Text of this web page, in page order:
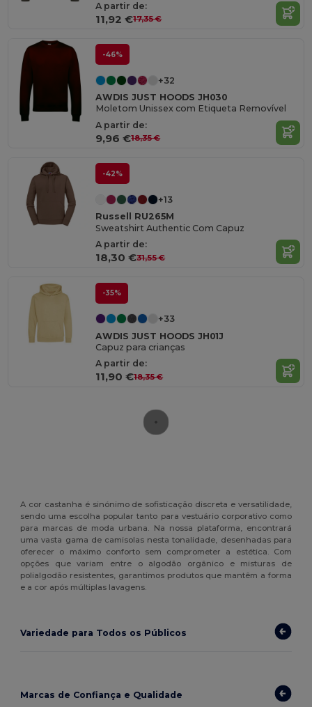
A partir de:
11,92 €17,35 €
-46%
+32
AWDIS JUST HOODS JH030
Moletom Unissex com Etiqueta Removível
A partir de:
9,96 €18,35 €
-42%
+13
Russell RU265M
Sweatshirt Authentic Com Capuz
A partir de:
18,30 €31,55 €
-35%
+33
AWDIS JUST HOODS JH01J
Capuz para crianças
A partir de:
11,90 €18,35 €
A cor castanha é sinónimo de sofisticação discreta e versatilidade,
sendo uma escolha popular tanto para vestuário corporativo como
para marcas de moda urbana. Na nossa plataforma, encontrará
uma vasta gama de camisolas nesta tonalidade, desenhadas para
oferecer o máximo conforto sem comprometer a estética. Com
opções que variam entre o algodão orgânico e misturas de
polialgodão resistentes, garantimos produtos que mantêm a forma
e a cor após múltiplas lavagens.
Variedade para Todos os Públicos
Marcas de Confiança e Qualidade